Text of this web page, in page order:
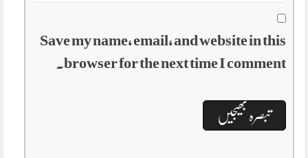
Save my name, email, and website in this
browser for the next time I comment.